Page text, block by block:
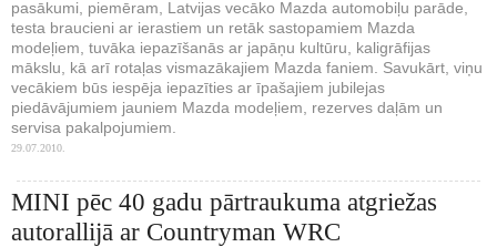
pasākumi, piemēram, Latvijas vecāko Mazda automobiļu parāde,
testa braucieni ar ierastiem un retāk sastopamiem Mazda
modeļiem, tuvāka iepazīšanās ar japāņu kultūru, kaligrāfijas
mākslu, kā arī rotaļas vismazākajiem Mazda faniem. Savukārt, viņu
vecākiem būs iespēja iepazīties ar īpašajiem jubilejas
piedāvājumiem jauniem Mazda modeļiem, rezerves daļām un
servisa pakalpojumiem.
29.07.2010.
MINI pēc 40 gadu pārtraukuma atgriežas
autorallijā ar Countryman WRC